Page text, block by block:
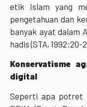
etik Islam yang
pengetahuan dan
banyak ayat dalam
hadis (STA, 1992:20-
Konservatisme
digital
Seperti apa potret